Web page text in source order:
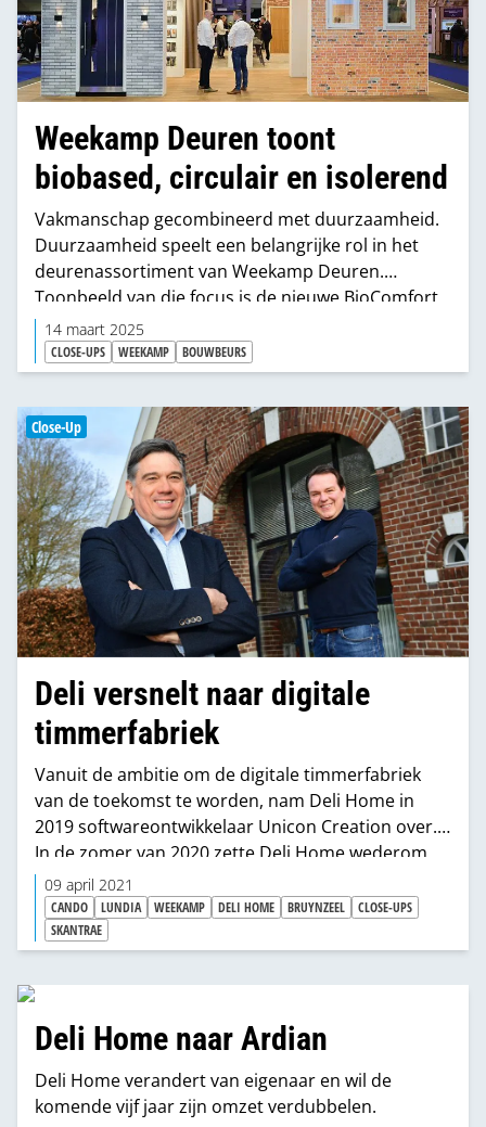
Weekamp Deuren toont
biobased, circulair en isolerend
Vakmanschap gecombineerd met duurzaamheid.
Duurzaamheid speelt een belangrijke rol in het
deurenassortiment van Weekamp Deuren.
Toonbeeld van die focus is de nieuwe BioComfort,
de eerste biobased en circulaire voordeur van
Nederland. Ook de TriComfort isolerende voor- en
achterdeuren dragen bij aan die duurzame keuze
voor de markt. “Of het nu om de materialen in de
deuren zelf gaat of om de lagere energierekening
dankzij de isolatie, onze deuren dragen actief bij
aan verduurzaming”, zegt Dennis Bakhuis, head of
sales van Weekamp Deuren.
14 maart 2025
CLOSE-UPS WEEKAMP BOUWBEURS
Close-Up
Deli versnelt naar digitale
timmerfabriek
Vanuit de ambitie om de digitale timmerfabriek
van de toekomst te worden, nam Deli Home in
2019 softwareontwikkelaar Unicon Creation over.
In de zomer van 2020 zette Deli Home wederom
een belangrijke stap met de overname van
softwareontwikkelaar Numdata en de integratie
daarvan in Unicon Creation. De overname
betekent een grote sprong voorwaarts. “We gaan
onze bestaande online configurator nu
Daarmee geven we onze pay-off ‘Inspire,
09 april 2021
CANDO LUNDIA WEEKAMP DELI HOME BRUYNZEEL
CLOSE-UPS
SKANTRAE
Deli Home naar Ardian
Deli Home verandert van eigenaar en wil de
komende vijf jaar zijn omzet verdubbelen.